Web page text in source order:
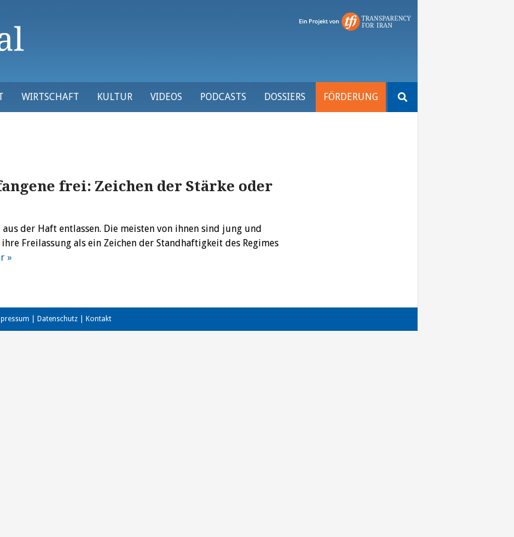
WIRTSCHAFT KULTUR VIDEOS PODCASTS DOSSIERS FÖRDERUNG
nach:
frei: Zeichen der Stärke oder
der Haft entlassen. Die meisten von ihnen sind jung und
Freilassung als ein Zeichen der Standhaftigkeit des Regimes
»
Datenschutz Kontakt